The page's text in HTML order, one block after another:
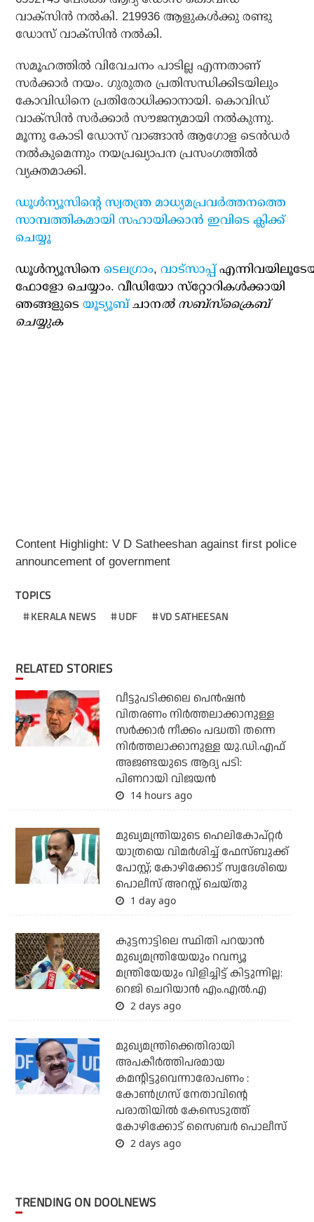
വാക്സിന്‍ നല്‍കി. 219936 ആളുകള്‍ക്കു രണ്ടു
ഡോസ് വാക്സിന്‍ നല്‍കി.
സമൂഹത്തില്‍ വിവേചനം പാടില്ല എന്നതാണ്
സര്‍ക്കാര്‍ നയം. ഗുരുതര പ്രതിസന്ധിക്കിടയിലും
കോവിഡിനെ പ്രതിരോധിക്കാനായി. കൊവിഡ്
വാക്‌സിന്‍ സര്‍ക്കാര്‍ സൗജന്യമായി നല്‍കുന്നു.
മൂന്നു കോടി ഡോസ് വാങ്ങാന്‍ ആഗോള ടെന്‍ഡര്‍
നല്‍കുമെന്നും നയപ്രഖ്യാപന പ്രസംഗത്തില്‍
വ്യക്തമാക്കി.
ഡൂള്‍ന്യൂസിന്റെ സ്വതന്ത്ര മാധ്യമപ്രവര്‍ത്തനത്തെ
സാമ്പത്തികമായി സഹായിക്കാന്‍ ഇവിടെ ക്ലിക്ക്
ചെയ്യൂ
ഡൂള്‍ന്യൂസിനെടെലഗ്രാം,വാട്‌സാപ്പ്
ഫോളോ ചെയ്യാം. വീഡിയോ സ്‌റ്റോറികള്‍ക്കായി
ഞങ്ങളുടെയൂട്യൂബ്ചാനല്‍ സബ്‌സ്‌ക്രൈബ്
ചെയ്യുക
Content Highlight: V D Satheeshan against first police
announcement of government
TOPICS
KERALA NEWS UDF VD SATHEESAN
RELATED STORIES
വീട്ടുപടിക്കലെ പെന്‍ഷന്‍
വിതരണം നിര്‍ത്തലാക്കാനുള്ള
സര്‍ക്കാര്‍ നീക്കം പദ്ധതി തന്നെ
നിര്‍ത്തലാക്കാനുള്ള യു.ഡി.എഫ്
അജണ്ടയുടെ ആദ്യ പടി:
പിണറായി വിജയന്‍
14 hours ago
മുഖ്യമന്ത്രിയുടെ ഹെലികോപ്റ്റര്‍
യാത്രയെ വിമര്‍ശിച്ച് ഫേസ്ബുക്ക്
പോസ്റ്റ്; കോഴിക്കോട് സ്വദേശിയെ
പൊലീസ് അറസ്റ്റ് ചെയ്തു
1 day ago
കുട്ടനാട്ടിലെ സ്ഥിതി പറയാന്‍
മുഖ്യമന്ത്രിയേയും റവന്യൂ
മന്ത്രിയേയും വിളിച്ചിട്ട് കിട്ടുന്നില്ല:
റെജി ചെറിയാന്‍ എം.എല്‍.എ
2 days ago
മുഖ്യമന്ത്രിക്കെതിരായി
അപകീര്‍ത്തിപരമായ
കമന്റിട്ടുവെന്നാരോപണം :
കോണ്‍ഗ്രസ് നേതാവിന്റെ
പരാതിയില്‍ കേസെടുത്ത്
കോഴിക്കോട് സൈബര്‍ പൊലീസ്
2 days ago
TRENDING ON DOOLNEWS